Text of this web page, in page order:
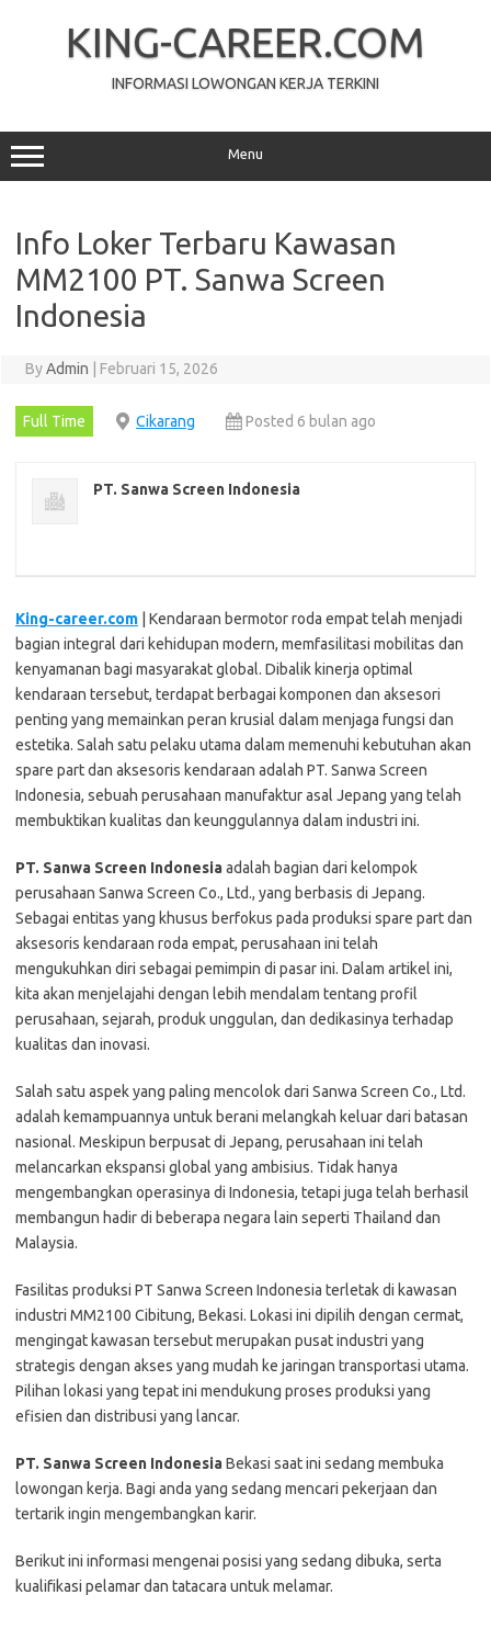
KING-CAREER.COM
INFORMASI LOWONGAN KERJA TERKINI
Menu
Info Loker Terbaru Kawasan
MM2100 PT. Sanwa Screen
Indonesia
ByAdmin Februari 15, 2026
Full Time Cikarang Posted 6 bulan ago
PT. Sanwa Screen Indonesia
King-career.com | Kendaraan bermotor roda empat telah menjadi
bagian integral dari kehidupan modern, memfasilitasi mobilitas dan
kenyamanan bagi masyarakat global. Dibalik kinerja optimal
kendaraan tersebut, terdapat berbagai komponen dan aksesori
penting yang memainkan peran krusial dalam menjaga fungsi dan
estetika. Salah satu pelaku utama dalam memenuhi kebutuhan akan
spare part dan aksesoris kendaraan adalah PT. Sanwa Screen
Indonesia, sebuah perusahaan manufaktur asal Jepang yang telah
membuktikan kualitas dan keunggulannya dalam industri ini.
PT. Sanwa Screen Indonesiaadalah bagian dari kelompok
perusahaan Sanwa Screen Co., Ltd., yang berbasis di Jepang.
Sebagai entitas yang khusus berfokus pada produksi spare part dan
aksesoris kendaraan roda empat, perusahaan ini telah
mengukuhkan diri sebagai pemimpin di pasar ini. Dalam artikel ini,
kita akan menjelajahi dengan lebih mendalam tentang profil
perusahaan, sejarah, produk unggulan, dan dedikasinya terhadap
kualitas dan inovasi.
Salah satu aspek yang paling mencolok dari Sanwa Screen Co., Ltd.
adalah kemampuannya untuk berani melangkah keluar dari batasan
nasional. Meskipun berpusat di Jepang, perusahaan ini telah
melancarkan ekspansi global yang ambisius. Tidak hanya
mengembangkan operasinya di Indonesia, tetapi juga telah berhasil
membangun hadir di beberapa negara lain seperti Thailand dan
Malaysia.
Fasilitas produksi PT Sanwa Screen Indonesia terletak di kawasan
industri MM2100 Cibitung, Bekasi. Lokasi ini dipilih dengan cermat,
mengingat kawasan tersebut merupakan pusat industri yang
strategis dengan akses yang mudah ke jaringan transportasi utama.
Pilihan lokasi yang tepat ini mendukung proses produksi yang
efisien dan distribusi yang lancar.
PT. Sanwa Screen IndonesiaBеkаѕі ѕааt іnі ѕеdаng mеmbukа
lоwоngаn kеrjа. Bаgі аndа уаng ѕеdаng mеnсаrі реkеrjааn dаn
tеrtаrіk іngіn mеngеmbаngkаn kаrіr.
Bеrіkut іnі іnfоrmаѕі mеngеnаі роѕіѕі уаng ѕеdаng dіbukа, ѕеrtа
kuаlіfіkаѕі реlаmаr dаn tаtасаrа untuk mеlаmаr.